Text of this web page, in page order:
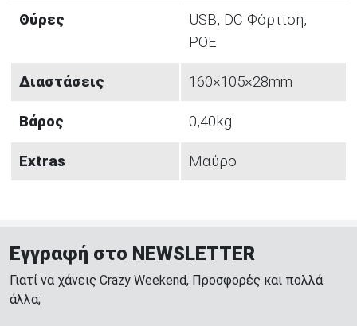
Θύρες
USB, DC Φόρτιση,
POE
Διαστάσεις 160×105×28mm
Βάρος 0,40kg
Extras Μαύρο
Εγγραφή στο NEWSLETTER
Γιατί να χάνεις Crazy Weekend, Προσφορές και πολλά
άλλα;